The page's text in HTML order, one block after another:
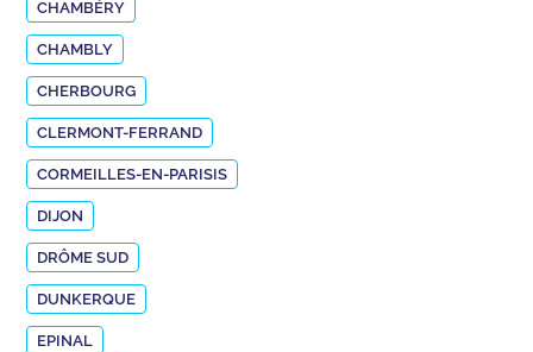
CHAMBÉRY
CHAMBLY
CHERBOURG
CLERMONT-FERRAND
CORMEILLES-EN-PARISIS
DIJON
DRÔME SUD
DUNKERQUE
EPINAL